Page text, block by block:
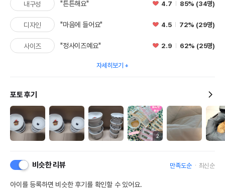
내구성 "튼튼해요" 4.7 85% (34명)
디자인 "마음에 들어요" 4.5 72% (29명)
사이즈 "정사이즈예요" 2.9 62% (25명)
자세히보기
포토 후기
2
비슷한 리뷰 만족도순 최신순
아이를 등록하면 비슷한 후기를 확인할 수 있어요.